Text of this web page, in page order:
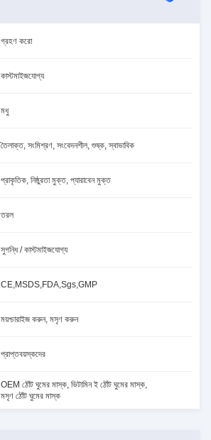
গ্রহণ করো
কাস্টমাইজযোগ্য
মধু
তৈলাক্ত, সংমিশ্রণ, সংবেদনশীল, শুষ্ক, স্বাভাবিক
প্রাকৃতিক, নিষ্ঠুরতা মুক্ত, প্যারাবেন মুক্ত
তরল
সুগন্ধি / কাস্টমাইজযোগ্য
CE,MSDS,FDA,Sgs,GMP
ময়শ্চারাইজ করুন, মসৃণ করুন
প্রাপ্তবয়স্কদের
OEM ঠোঁট ঘুমের মাস্ক, ভিটামিন ই ঠোঁট ঘুমের মাস্ক,
মসৃণ ঠোঁট ঘুমের মাস্ক